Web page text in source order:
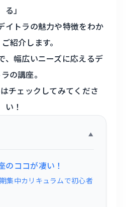
る」
イトラの魅力や特徴をわか
紹介します。
、幅広いニーズに応えるデ
の講座。
チェックしてみてくださ
い！
のココが凄い！
集中カリキュラムで初心者